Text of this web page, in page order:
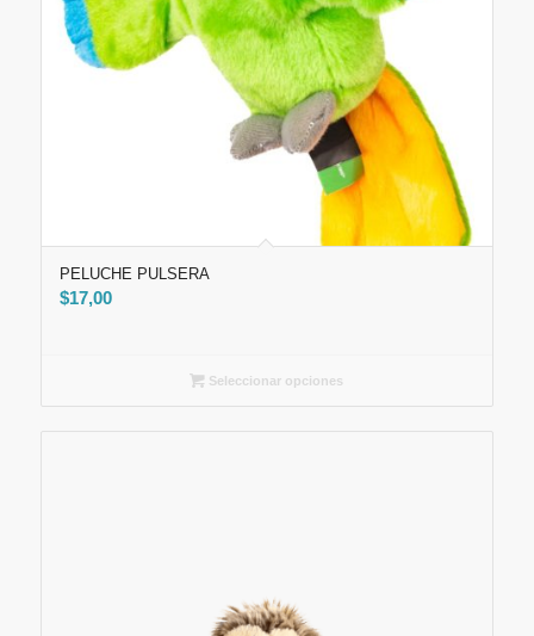
PELUCHE PULSERA
$17,00
Seleccionar opciones